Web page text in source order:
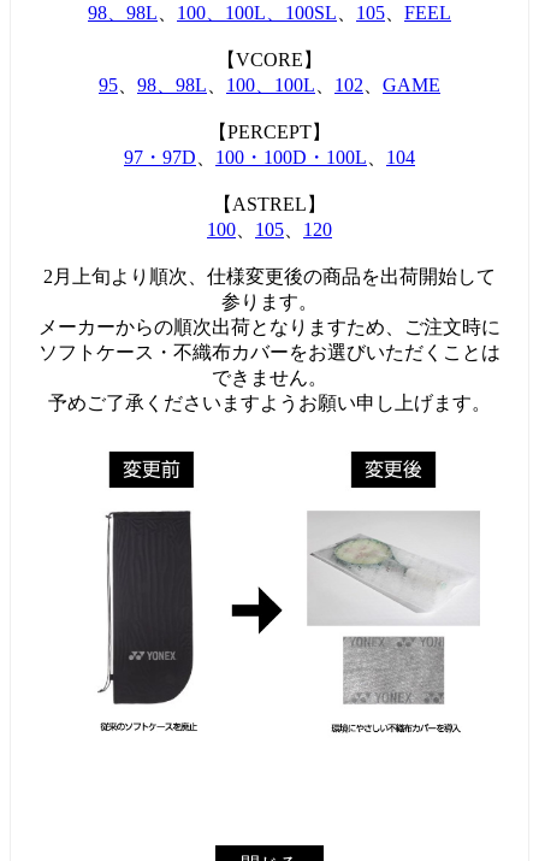
98、98L
100、100L、100SL 105 FEEL
【VCORE】
95
98、98L 100、100L 102 GAME
【PERCEPT】
97・97D
100・100D・100L 104
【ASTREL】
100
105 120
2月上旬より順次、仕様変更後の商品を出荷開始して
参ります。
メーカーからの順次出荷となりますため、ご注文時に
ソフトケース・不織布カバーをお選びいただくことは
できません。
予めご了承くださいますようお願い申し上げます。